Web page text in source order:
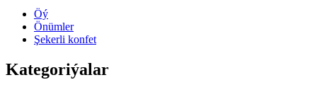
Öý
Önümler
Şekerli konfet
Kategoriýalar